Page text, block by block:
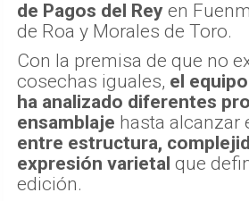
de Pagos del Rey en
de Roa y Morales de Toro.
Con la premisa de que no
cosechas iguales, el
ha analizado diferentes
ensamblaje hasta alcanzar
entre estructura,
expresión varietal que
edición.